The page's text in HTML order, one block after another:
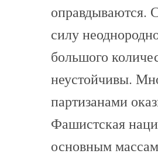
оправдываются.
силу
большого
неустойчивы.
партизанами
Фашистская
основным